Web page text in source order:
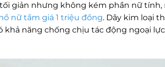
giản nhưng không kém phần nữ tính,
nữ tầm giá 1 triệu đồng. Dây kim loại
khả năng chống chịu tác động ngoại lực